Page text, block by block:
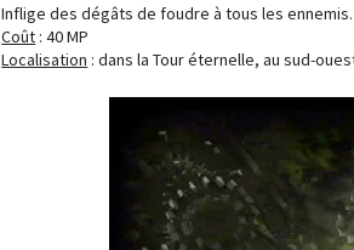
Inflige des dégâts de foudre à tous les ennemis.
Coût : 40 MP
Localisation : dans la Tour éternelle, au sud-